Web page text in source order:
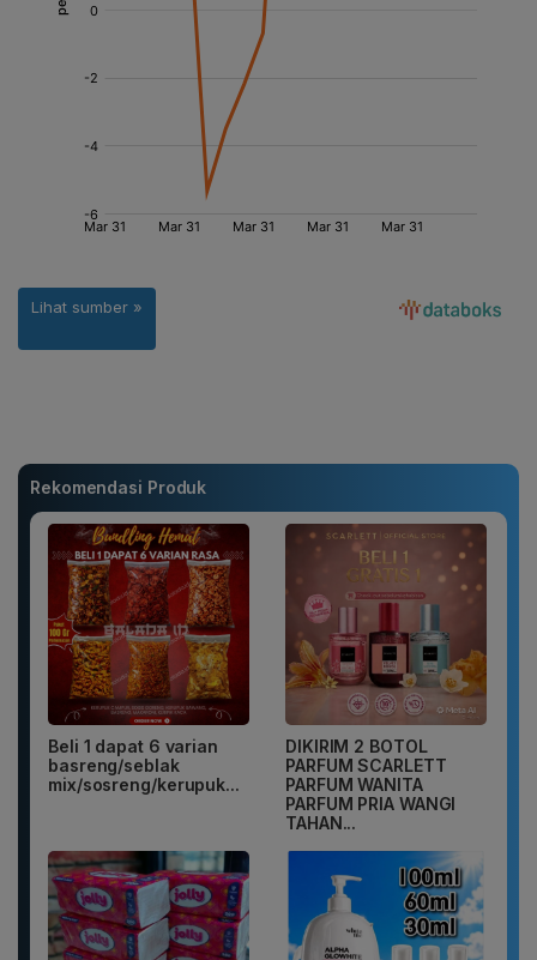
Rekomendasi Produk
Beli 1 dapat 6 varian
basreng/seblak
mix/sosreng/kerupuk...
DIKIRIM 2 BOTOL
PARFUM SCARLETT
PARFUM WANITA
PARFUM PRIA WANGI
TAHAN...